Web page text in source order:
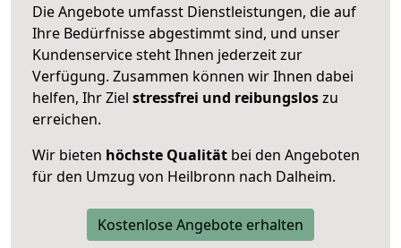
Die Angebote umfasst Dienstleistungen, die auf
Ihre Bedürfnisse abgestimmt sind, und unser
Kundenservice steht Ihnen jederzeit zur
Verfügung. Zusammen können wir Ihnen dabei
helfen, Ihr Ziel stressfrei und reibungsloszu
erreichen.
Wir bieten höchste Qualität bei den Angeboten
für den Umzug von Heilbronn nach Dalheim.
Kostenlose Angebote erhalten